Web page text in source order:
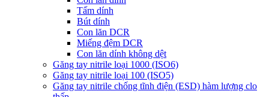
Tấm dính
Bút dính
Con lăn DCR
Miếng đệm DCR
Con lăn dính không dệt
Găng tay nitrile loại 1000 (ISO6)
Găng tay nitrile loại 100 (ISO5)
Găng tay nitrile chống tĩnh điện (ESD) hàm lượng clo